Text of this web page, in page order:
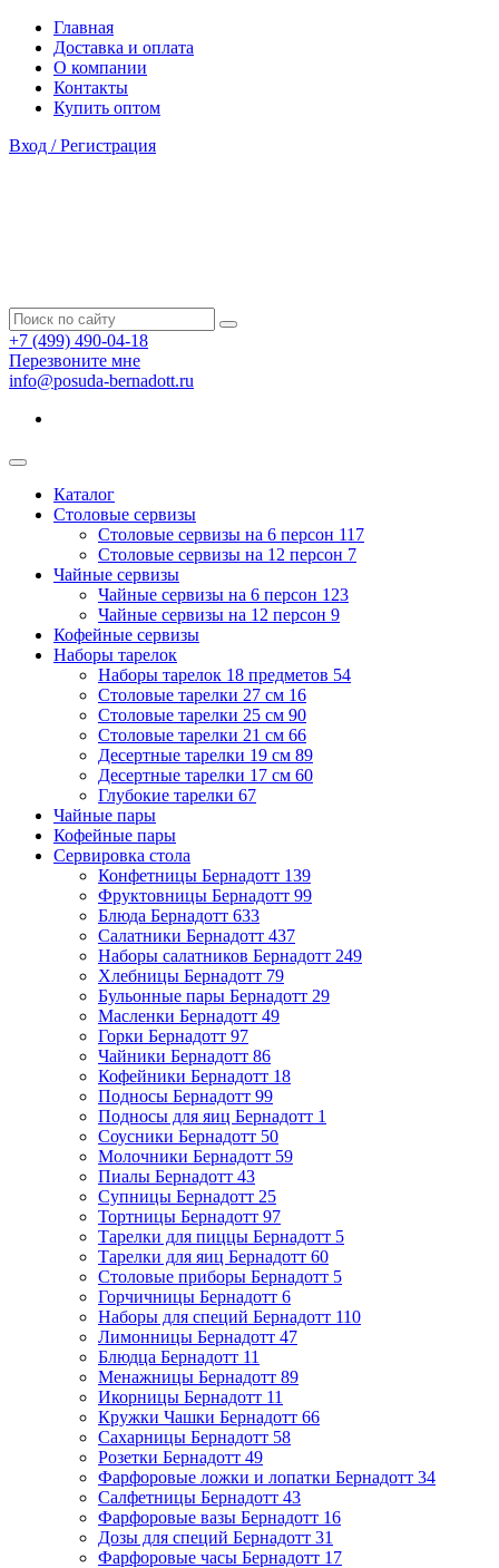
Главная
Доставка и оплата
О компании
Контакты
Купить оптом
Вход / Регистрация
+7 (499) 490-04-18
Перезвоните мне
info@posuda-bernadott.ru
Каталог
Столовые сервизы
Столовые сервизы на 6 персон 117
Столовые сервизы на 12 персон 7
Чайные сервизы
Чайные сервизы на 6 персон 123
Чайные сервизы на 12 персон 9
Кофейные сервизы
Наборы тарелок
Наборы тарелок 18 предметов 54
Столовые тарелки 27 см 16
Столовые тарелки 25 см 90
Столовые тарелки 21 см 66
Десертные тарелки 19 см 89
Десертные тарелки 17 см 60
Глубокие тарелки 67
Чайные пары
Кофейные пары
Сервировка стола
Конфетницы Бернадотт 139
Фруктовницы Бернадотт 99
Блюда Бернадотт 633
Салатники Бернадотт 437
Наборы салатников Бернадотт 249
Хлебницы Бернадотт 79
Бульонные пары Бернадотт 29
Масленки Бернадотт 49
Горки Бернадотт 97
Чайники Бернадотт 86
Кофейники Бернадотт 18
Подносы Бернадотт 99
Подносы для яиц Бернадотт 1
Соусники Бернадотт 50
Молочники Бернадотт 59
Пиалы Бернадотт 43
Супницы Бернадотт 25
Тортницы Бернадотт 97
Тарелки для пиццы Бернадотт 5
Тарелки для яиц Бернадотт 60
Столовые приборы Бернадотт 5
Горчичницы Бернадотт 6
Наборы для специй Бернадотт 110
Лимонницы Бернадотт 47
Блюдца Бернадотт 11
Менажницы Бернадотт 89
Икорницы Бернадотт 11
Кружки Чашки Бернадотт 66
Сахарницы Бернадотт 58
Розетки Бернадотт 49
Фарфоровые ложки и лопатки Бернадотт 34
Салфетницы Бернадотт 43
Фарфоровые вазы Бернадотт 16
Дозы для специй Бернадотт 31
Фарфоровые часы Бернадотт 17